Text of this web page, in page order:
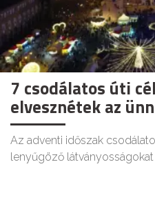
7 csodálatos úti
elvesznétek az
Az adventi időszak
lenyűgöző